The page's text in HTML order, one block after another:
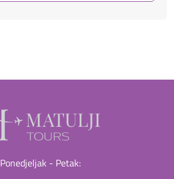
Ponedjeljak - Petak: